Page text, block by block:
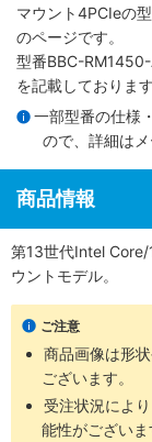
マウント4PCIeの
のページです。
型番BBC-
を記載しております
一部型番の仕様
ので、詳細は
商品情報
第13世代Intel Core/
ウントモデル。
ご注意
商品画像は形
ございます。
受注状況によ
能性がござい